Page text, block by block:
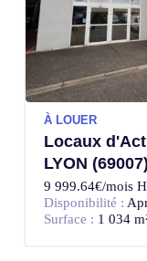
À LOUER
Locaux
LYON (69007)
9 999.64€/mois
Disponibilité :
Surface : 1 034